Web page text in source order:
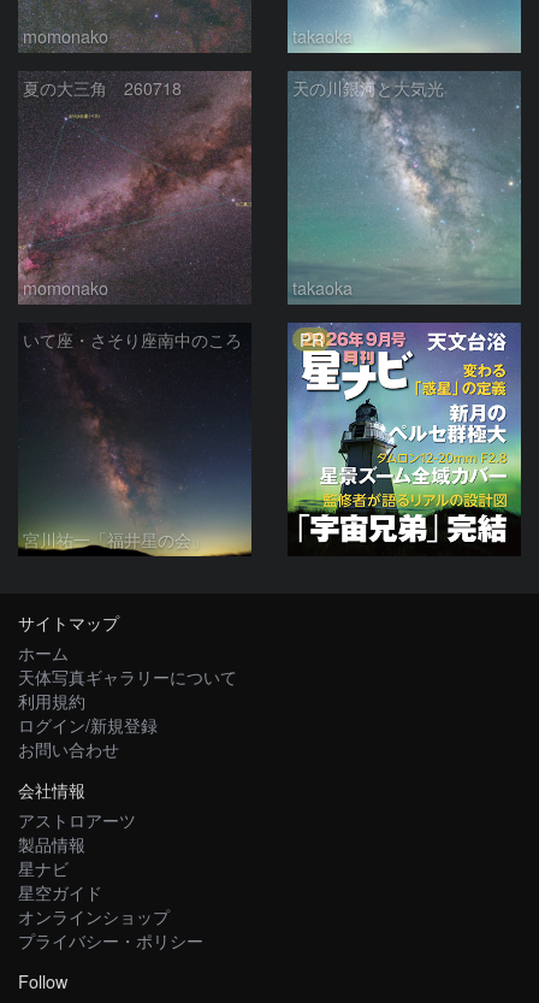
momonako takaoka
夏の大三角 260718
momonako
天の川銀河と大気光
takaoka
いて座・さそり座南中のころ
宮川祐一「福井星の会」
PR
サイトマップ
ホーム
天体写真ギャラリーについて
利用規約
ログイン/新規登録
お問い合わせ
会社情報
アストロアーツ
製品情報
星ナビ
星空ガイド
オンラインショップ
プライバシー・ポリシー
Follow